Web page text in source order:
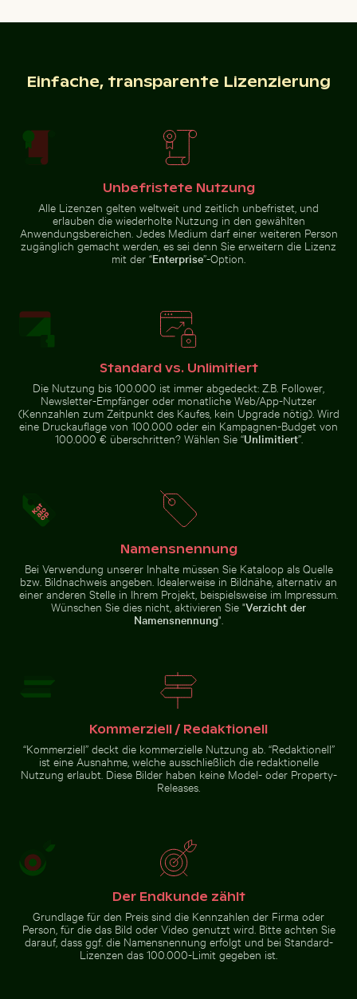
Regenbogen, Mauritius rosa Farbtönen
CN Tower und Skyline von Stadtbusse vor Wolkenkratzern
Nebelverhangene Wolkenkratzer mit Filmeffekt
Sonnenuntergang an der Ponte 25 de
Holzschlitten auf Schnee mit
Zeitraffer von blühenden rosa Lilien Leuchtende rosa Lilien vor
sanftem Hintergrund
Vordergrund Oderberger Str. in Berlin
Modischer Mann auf Kopfsteinpflaster
Modischer Mann auf Kopfsteinpflaster
Luftaufnahme von Soufrière,
Küstenstadt mit Kirche und
Strand
Einsamer Spaziergang am Thai
Mueang Strand
Solarbetriebene Ampel an tropischer Straße
Solarbetriebene Ampel an
tropischer Straße
Zur Stock-Kollektion
Einfache, transparente Lizenzierung
Unbefristete Nutzung
Alle Lizenzen gelten weltweit und zeitlich unbefristet, und
erlauben die wiederholte Nutzung in den gewählten
Anwendungsbereichen. Jedes Medium darf einer weiteren Person
zugänglich gemacht werden, es sei denn Sie erweitern die Lizenz
mit der “Enterprise”-Option.
Standard vs. Unlimitiert
Die Nutzung bis 100.000 ist immer abgedeckt: Z.B. Follower,
Newsletter-Empfänger oder monatliche Web/App-Nutzer
(Kennzahlen zum Zeitpunkt des Kaufes, kein Upgrade nötig). Wird
eine Druckauflage von 100.000 oder ein Kampagnen-Budget von
100.000 € überschritten? Wählen Sie “Unlimitiert”.
Namensnennung
Bei Verwendung unserer Inhalte müssen Sie Kataloop als Quelle
bzw. Bildnachweis angeben. Idealerweise in Bildnähe, alternativ an
einer anderen Stelle in Ihrem Projekt, beispielsweise im Impressum.
Wünschen Sie dies nicht, aktivieren Sie "Verzicht der
Namensnennung".
Kommerziell / Redaktionell
“Kommerziell” deckt die kommerzielle Nutzung ab. “Redaktionell”
ist eine Ausnahme, welche ausschließlich die redaktionelle
Nutzung erlaubt. Diese Bilder haben keine Model- oder Property-
Releases.
Der Endkunde zählt
Grundlage für den Preis sind die Kennzahlen der Firma oder
Person, für die das Bild oder Video genutzt wird. Bitte achten Sie
darauf, dass ggf. die Namensnennung erfolgt und bei Standard-
Lizenzen das 100.000-Limit gegeben ist.